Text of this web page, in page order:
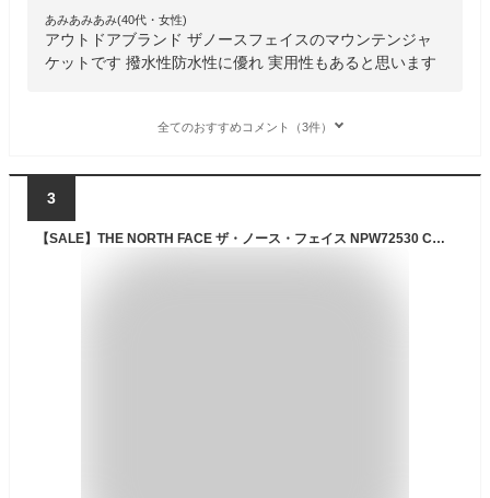
あみあみあみ(40代・女性)
アウトドアブランド ザノースフェイスのマウンテンジャ
ケットです 撥水性防水性に優れ 実用性もあると思います
全てのおすすめコメント（3件）
3
【SALE】THE NORTH FACE ザ・ノース・フェイス NPW72530 COMPACT JACKET(レディース) コンパクトジャケット マウンテンパーカー ウインドブレーカー ナイロン 撥水 防風 アウトドア アウター ウィメンズ 女性用 3カラー 国内正規 2026SS 20%OFF